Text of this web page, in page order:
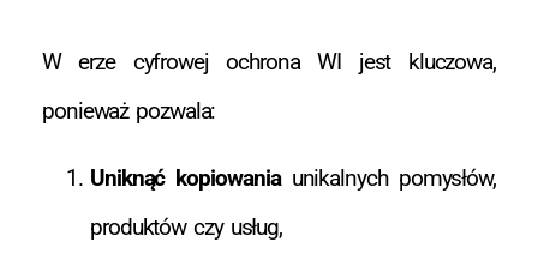
W erze cyfrowej ochrona WI jest kluczowa,
ponieważ pozwala:
Uniknąć kopiowaniaunikalnych pomysłów,
produktów czy usług,